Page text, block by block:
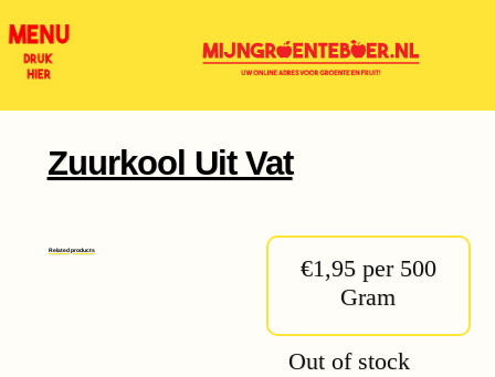
Zuurkool Uit Vat
€1,95 per 500
Gram
Out of stock
Related products